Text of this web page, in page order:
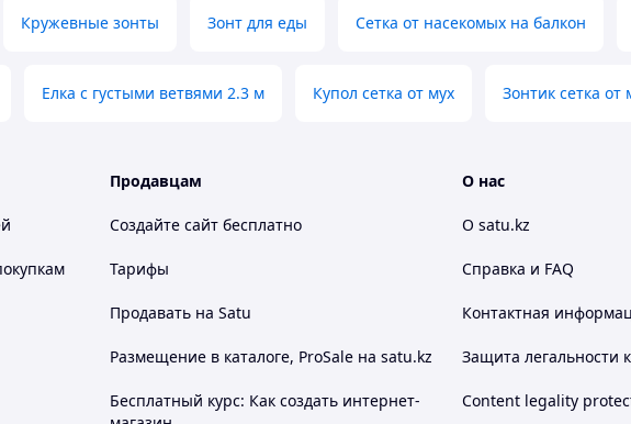
Кружевные зонты Зонт для еды Сетка от насекомых на балкон
Елка с густыми ветвями 2.3 м Купол сетка от мух Зонтик сетка от
Продавцам
Создайте сайт бесплатно
Тарифы
Продавать на Satu
Размещение в каталоге, ProSale на satu.kz
Бесплатный курс: Как создать интернет-
О нас
О satu.kz
Справка и FAQ
Контактная
Защита легальности
Content legality